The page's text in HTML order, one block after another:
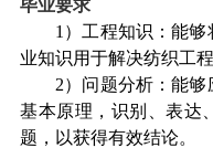
毕业要求
1 ）工程知识：能
业知识用于解决纺织工
2）问题分析：能
基本原理，识别、表达
题，以获得有效结论。